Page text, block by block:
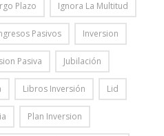
Plazo Ignora La Multitud
Pasivos Inversion
Pasiva Jubilación
Libros Inversión Lid
Plan Inversion